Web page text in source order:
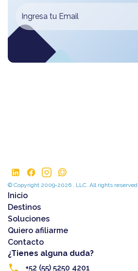
© Copyright 2009-2026 , LLC. All rights reserved
Inicio
Destinos
Soluciones
Quiero afiliarme
Contacto
¿Tienes alguna duda?
+52 (55) 5250 4201